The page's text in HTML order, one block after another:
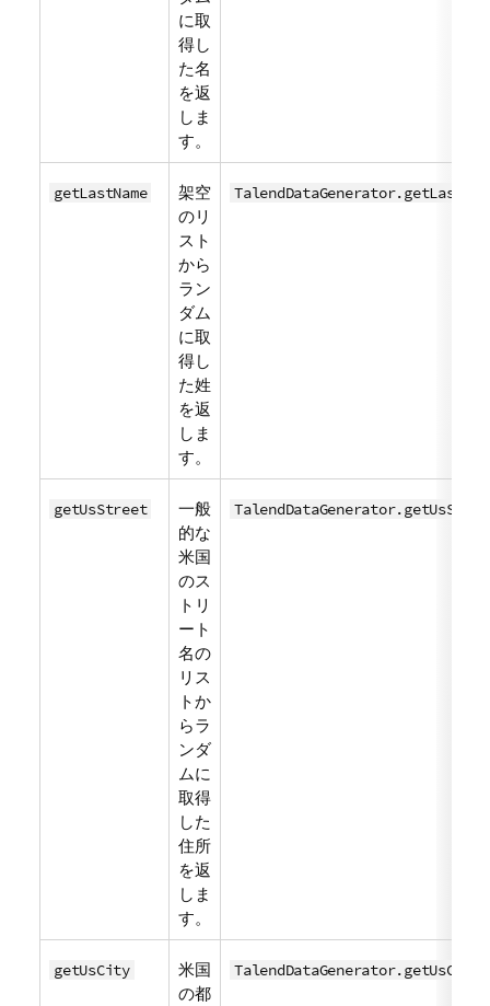
に取
得し
た名
を返
しま
す。
getLastName
架空
のリ
スト
から
ラン
ダム
に取
得し
た姓
を返
しま
す。
getUsStreet
一般
的な
米国
のス
トリ
ート
名の
リス
トか
らラ
ンダ
ムに
取得
した
住所
を返
しま
す。
getUsCity
米国
の都